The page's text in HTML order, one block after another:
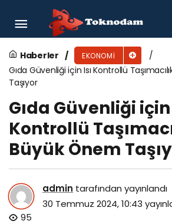
Haberler EKONOMI
Gıda Güvenliği için Isı Kontrollü
Taşıyor
Gıda Güvenliği için
Kontrollü
Büyük Önem
admin tarafından yayınlandı
30 Temmuz 2024, 10:43
95
Şikayetvar: Havayolu ulaşım
58 arttı: “Açıklama yok,